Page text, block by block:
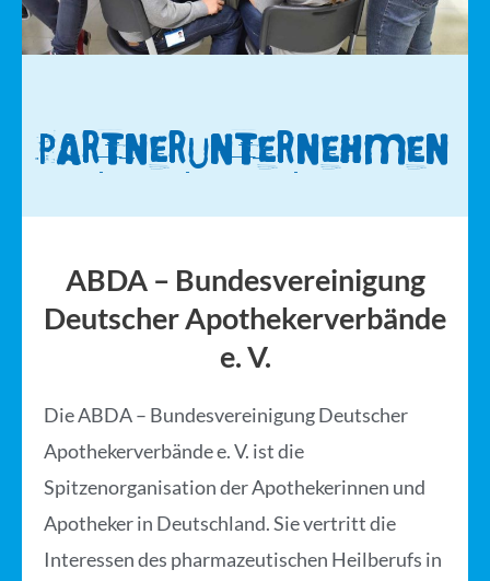
Partner­unternehmen
ABDA – Bundesvereinigung
Deutscher Apothekerverbände
e. V.
Die ABDA – Bundesvereinigung Deutscher
Apothekerverbände e. V. ist die
Spitzenorganisation der Apothekerinnen und
Apotheker in Deutschland. Sie vertritt die
Interessen des pharmazeutischen Heilberufs in